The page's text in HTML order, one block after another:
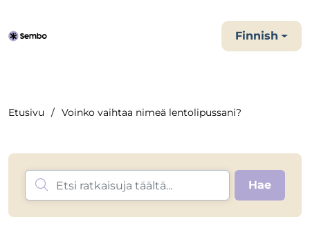
Finnish
Etusivu Voinko vaihtaa nimeä lentolipussani?